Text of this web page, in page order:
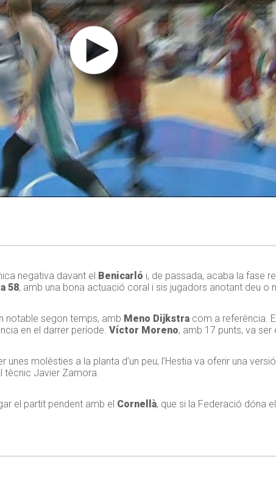
negativa davant el Benicarló i, de passada, acaba la fase
58, amb una bona actuació coral i sis jugadors anotant deu o
notable segon temps, amb Meno Dijkstra com a referència.
en el darrer període. Víctor Moreno, amb 17 punts, va
unes molèsties a la planta d’un peu, l’Hestia va oferir una
tècnic Javier Zamora.
el partit pendent amb el Cornellà, que si la Federació dóna